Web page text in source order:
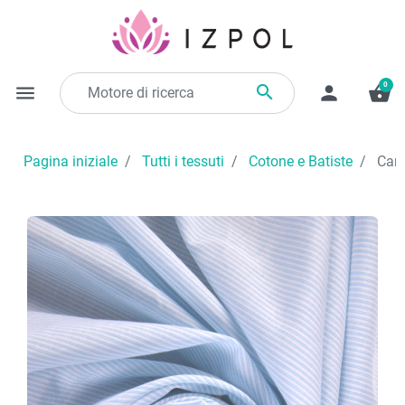
menu  person shopping_basket
0
Pagina iniziale Tutti i tessuti Cotone e Batiste